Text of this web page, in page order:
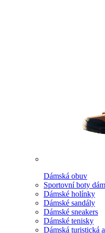
Dámská obuv
Sportovní boty
Dámské holínky
Dámské sandály
Dámské sneakers
Dámské tenisky
Dámská turistická